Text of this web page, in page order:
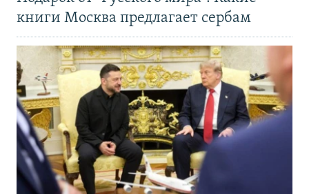
книги Москва предлагает сербам